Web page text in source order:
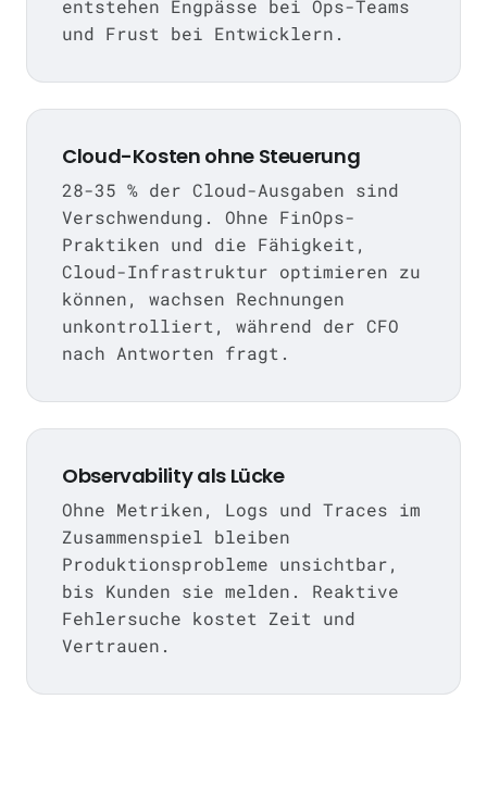
entstehen Engpässe bei Ops-Teams
und Frust bei Entwicklern.
Cloud-Kosten ohne Steuerung
28-35 % der Cloud-Ausgaben sind
Verschwendung. Ohne FinOps-
Praktiken und die Fähigkeit,
Cloud-Infrastruktur optimieren zu
können, wachsen Rechnungen
unkontrolliert, während der CFO
nach Antworten fragt.
Observability als Lücke
Ohne Metriken, Logs und Traces im
Zusammenspiel bleiben
Produktionsprobleme unsichtbar,
bis Kunden sie melden. Reaktive
Fehlersuche kostet Zeit und
Vertrauen.